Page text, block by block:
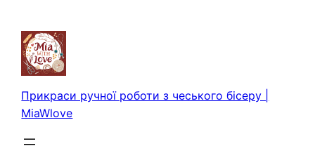
вмісту
Прикраси ручної роботи з чеського бісеру |
MiaWlove